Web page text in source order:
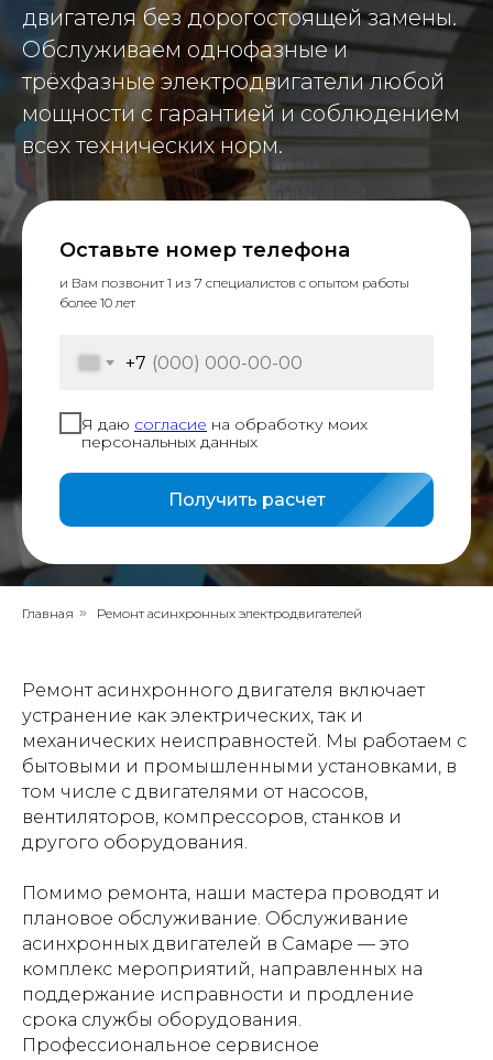
двигателя без дорогостоящей замены.
Обслуживаем однофазные и
трёхфазные электродвигатели любой
мощности с гарантией и соблюдением
всех технических норм.
Оставьте номер телефона
и Вам позвонит 1 из 7 специалистов с опытом работы
более 10 лет
+7
Я даю согласие на обработку моих
персональных данных
Получить расчет
Главная » Ремонт асинхронных электродвигателей
Ремонт асинхронного двигателя включает
устранение как электрических, так и
механических неисправностей. Мы работаем с
бытовыми и промышленными установками, в
том числе с двигателями от насосов,
вентиляторов, компрессоров, станков и
другого оборудования.
Помимо ремонта, наши мастера проводят и
плановое обслуживание. Обслуживание
асинхронных двигателей в Самаре — это
комплекс мероприятий, направленных на
поддержание исправности и продление
срока службы оборудования.
Профессиональное сервисное